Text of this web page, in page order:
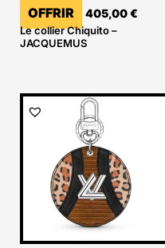
OFFRIR 405,00€
Le collier Chiquito –
JACQUEMUS